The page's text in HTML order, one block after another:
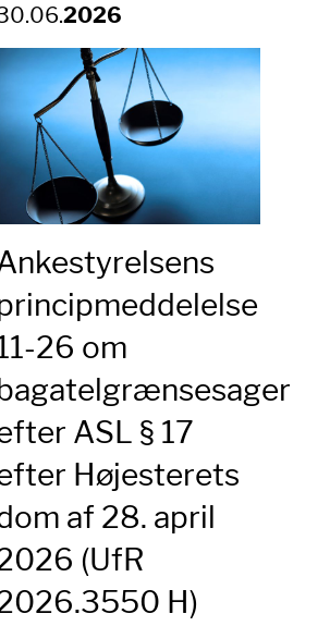
2026
26 om
ASL § 17
Højesterets
af 28. april
(UfR
H)